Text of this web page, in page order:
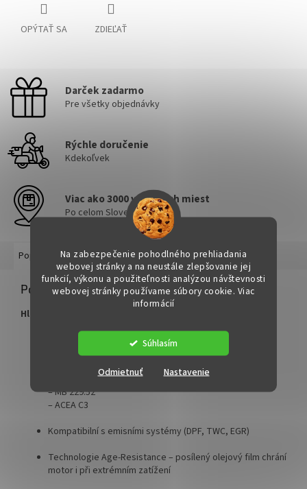
Na zabezpečenie pohodlného prehliadania
webovej stránky a na neustále zlepšovanie jej
funkcií, výkonu a použiteľnosti analýzou návštevnosti
webovej stránky používame súbory cookie. Viac
informácií
Súhlasím
Nastavenie
Odmietnuť
OPÝTAŤ SA ZDIEĽAŤ
Darček zadarmo
Pre všetky objednávky
Rýchle doručenie
Kdekoľvek
Viac ako 3000 výdajných miest
Po celom Slovensku
Popis
Podrobný popis
Hlavní výhody:
Plně schválen výrobci:
– VW 504.00 / 507.00
– BMW LongLife-04
– Porsche C30
– MB 229.52
– ACEA C3
Kompatibilní s emisními systémy (DPF, TWC, EGR)
Technologie Age-Resistance – posílený olejový film chrání
motor i při extrémním zatížení